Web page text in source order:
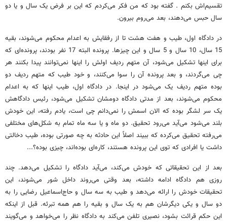
تقسیم‌اش بکنم . گفته بود که من فکر می‌کردم که این بر فرض یک سال و یا دو
سال حبس می‌دهند، بعد می‌روم بیرون.
در دادگاه اول، طیب و هفت هشت تا از رفقایش به اعدام محکوم می‌شوند، بقیه
15 سال، 10 سال و 5 سال و این چیزها. پرونده البته 17 نفر بودند، پرونده‌ای که
برای اینها تشکیل می‌شود، آن متهم ردیف اولش را اینها نمی‌توانند پیدا بکنند هر
چی می‌گردند، و بعد پرونده آن را سوا می‌کنند، و خود طیب که متهم ردیف دو
بوده متهم ردیف یک می‌شود در اینجا. در دادگاه اول، طیب اینها که به اعدام
محکوم می‌شوند، بعد از مدتی دادگاه دومشان تشکیل می‌شود، رئیس دادگاهش
یک سر لشگر بوده که الان اسمش را نمی‌دانم چی است، یادم رفته، این خودش
بلند می‌شود می‌آید می‌رود تحقیق. دو ماه و یا سه ماه تمام به شکل‌های مختلفی
می‌رفته تحقیق می‌کرده که ببیند اصلاً این حادثه به چه صورتی بوده، طیب دخالتی
داشت یا افرادی که توی این پرونده هستند، کاره‌ای بوده‌اند، چیزی بوده؟...
بعد از این تحقیقاتی که خودش می‌کند، می‌آید دادگاه را تشکیل می‌دهد. چند
روزی هم دادگاه ادامه داشته، بعد وقتی می‌روند داخل شور می‌شوند، این
تحقیقات خودش را ارائه می‌دهد و طیب به سه سال و حاج‌اسماعیل رضایی را به
دو سال و یکی دیگرشان هم به یک سال و بقیه را هم همه تبرئه. قبل از اینکه
این حکم قرائت بشود، نصیری تلفن می‌کند به دادگاه نظر را می‌خواهد و می‌گویند